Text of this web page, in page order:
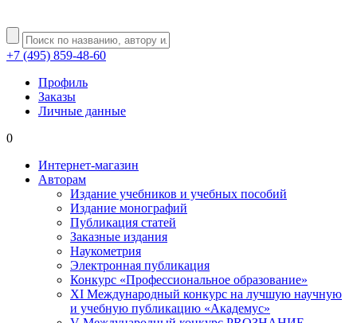
+7 (495) 859-48-60
Профиль
Заказы
Личные данные
0
Интернет-магазин
Авторам
Издание учебников и учебных пособий
Издание монографий
Публикация статей
Заказные издания
Наукометрия
Электронная публикация
Конкурс «Профессиональное образование»
XI Международный конкурс на лучшую научную
и учебную публикацию «Академус»